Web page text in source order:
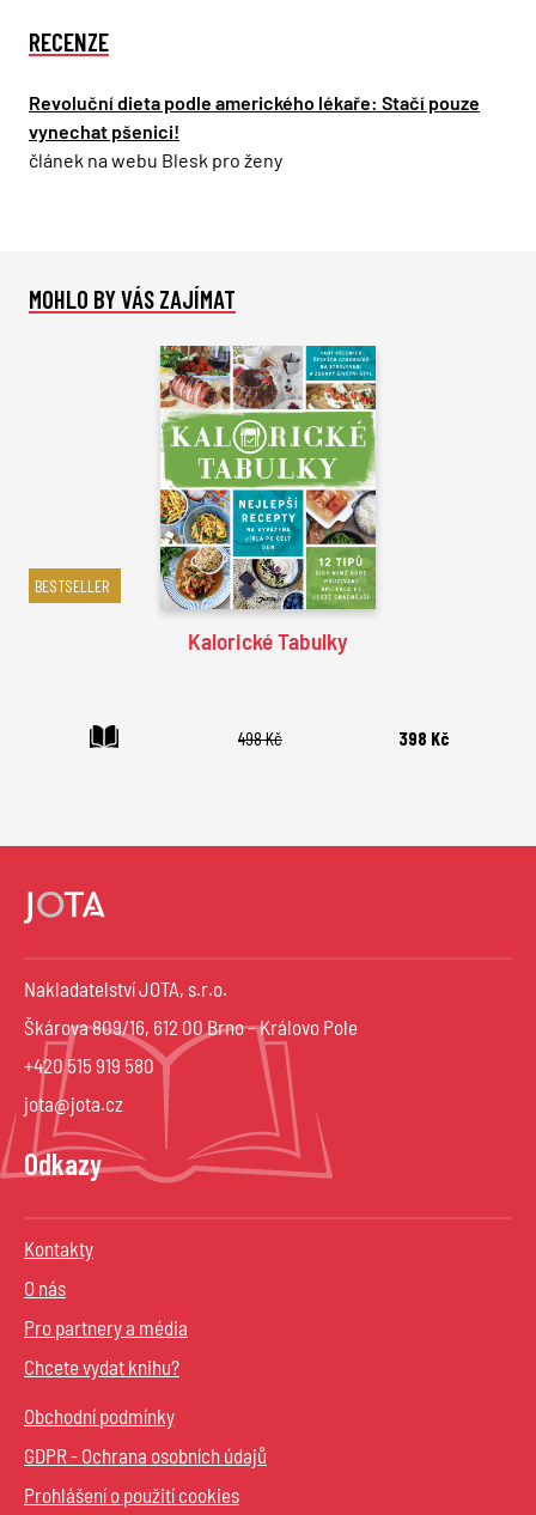
RECENZE
Revoluční dieta podle amerického lékaře: Stačí pouze
vynechat pšenici!
článek na webu Blesk pro ženy
MOHLO BY VÁS ZAJÍMAT
BESTSELLER
Kalorické Tabulky
498 Kč 398 Kč
Nakladatelství JOTA, s.r.o.
Škárova 809/16, 612 00 Brno – Královo Pole
+420 515 919 580
jota@jota.cz
Odkazy
Kontakty
O nás
Pro partnery a média
Chcete vydat knihu?
Obchodní podmínky
GDPR - Ochrana osobních údajů
Prohlášení o použití cookies